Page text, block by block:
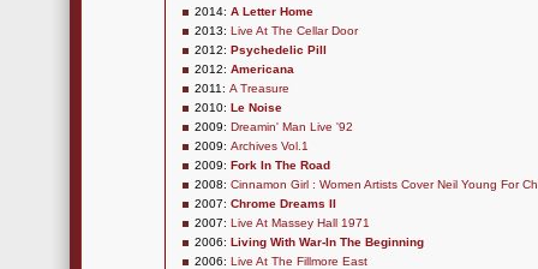
2014: A Letter Home
2013: Live At The Cellar Door
2012: Psychedelic Pill
2012: Americana
2011: A Treasure
2010: Le Noise
2009: Dreamin' Man Live '92
2009: Archives Vol.1
2009: Fork In The Road
2008: Cinnamon Girl : Women Artists Cover Neil Young For
2007: Chrome Dreams II
2007: Live At Massey Hall 1971
2006: Living With War-In The Beginning
2006: Live At The Fillmore East